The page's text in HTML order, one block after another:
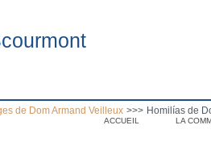
ACCUEIL LA
de Dom Armand Veilleux >>> Homilías de